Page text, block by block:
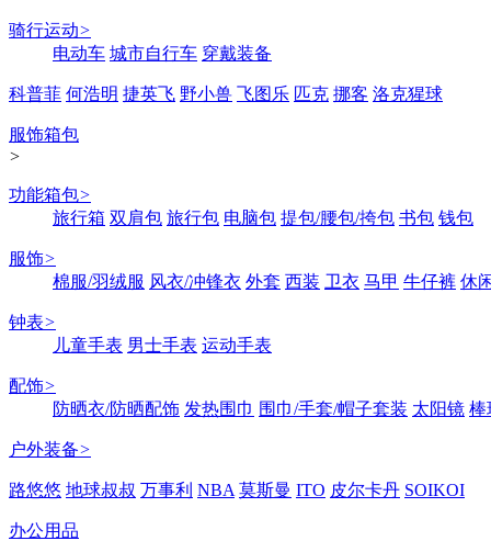
骑行运动>
电动车 城市自行车 穿戴装备
科普菲 何浩明 捷英飞 野小兽 飞图乐 匹克 挪客 洛克猩球
服饰箱包
>
功能箱包>
旅行箱 双肩包 旅行包 电脑包 提包/腰包/挎包 书包 钱包
服饰>
棉服/羽绒服 风衣/冲锋衣 外套 西装 卫衣 马甲 牛仔裤 休
钟表>
儿童手表 男士手表 运动手表
配饰>
防晒衣/防晒配饰 发热围巾 围巾/手套/帽子套装 太阳镜 棒
户外装备>
路悠悠 地球叔叔 万事利 NBA 莫斯曼 ITO 皮尔卡丹 SOIKOI
办公用品